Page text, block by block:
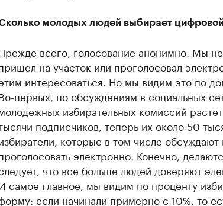
молодых людей выбирает
всего, голосование анонимно. Мы
на участок или проголосовал
интересоваться. Но мы видим это по
первых, по обсуждениям в социальных
избирательных комиссий
подписчиков, теперь их около 50
которые в том числе обсуждают
электронно. Конечно,
что все больше людей доверяют
самое главное, мы видим по проценту
если начинали примерно с 10%, то